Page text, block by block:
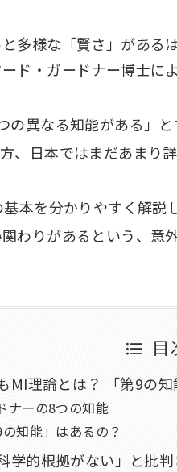
多様な「賢さ」がある
ド・ガードナー博士に
の異なる知能がある」
、日本ではまだあまり
本を分かりやすく解
わりがあるという、意
目
MI理論とは？ 「第9の
ナーの8つの知能
の知能」はあるの？
学的根拠がない」と批